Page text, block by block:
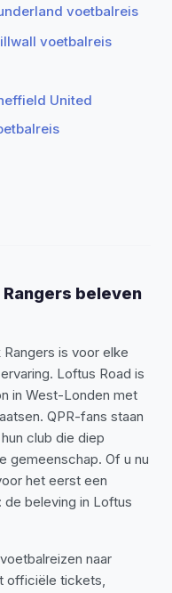
voetbalreis
voetbalreis
United
beleven
is voor elke
Loftus Road is
in West-Londen met
QPR-fans staan
club die diep
gemeenschap. Of u nu
het eerst een
beleving in Loftus
naar
officiële tickets,